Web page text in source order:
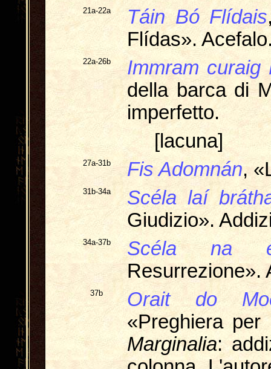
21a-22a Táin Bó Flídais
Flídas».
22a-26b
Immram curaig
della barca di
imperfetto.
[lacuna]
27a-31b Fis Adomnán,
31b-34a
Scéla laí
Giudizio».
34a-37b
Scéla na
Resurrezione».
37b
Orait do
«Preghiera per
Marginalia: